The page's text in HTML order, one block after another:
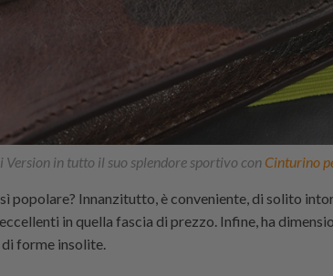
in tutto il suo splendore sportivo con Cinturino
popolare? Innanzitutto, è conveniente, di solito
in quella fascia di prezzo. Infine, ha
forme insolite.